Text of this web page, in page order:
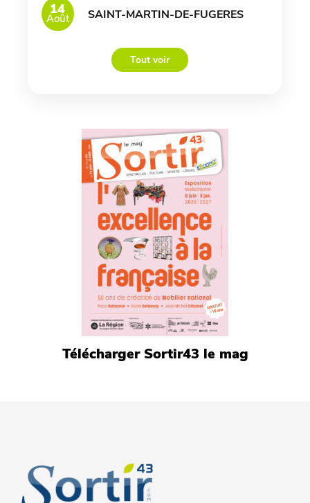
14
Août SAINT-MARTIN-DE-FUGERES
Tout voir
Télécharger Sortir43 le mag